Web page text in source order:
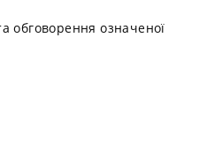
обговорення означеної